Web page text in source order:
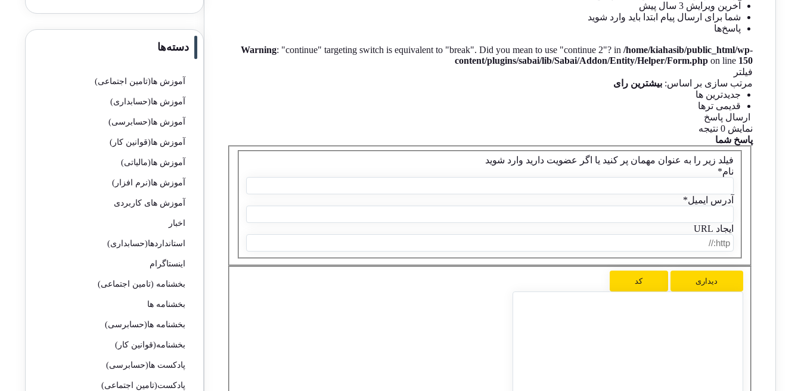
آخرین ویرایش 3 سال پیش
شما برای ارسال پیام ابتدا باید وارد شوید
پاسخ‌ها
Warning: "continue" targeting switch is equivalent to "break". Did you mean to use "continue 2"? in /home/kiahasib/public_html/wp-
content/plugins/sabai/lib/Sabai/Addon/Entity/Helper/Form.phpon line 150
فیلتر
مرتب سازی بر اساس:بیشترین رای
جدیدترین ها
قدیمی ترها
ارسال پاسخ
نمایش 0 نتیجه
پاسخ شما
فیلد زیر را به عنوان مهمان پر کنید یا اگر عضویت دارید وارد شوید
نام*
آدرس ایمیل*
ایجاد URL
دیداری کد
دسته‌ها
آموزش ها(تامین اجتماعی)
آموزش ها(حسابداری)
آموزش ها(حسابرسی)
آموزش ها(قوانین کار)
آموزش ها(مالیاتی)
آموزش ها(نرم افزار)
آموزش های کاربردی
اخبار
استانداردها(حسابداری)
اینستاگرام
بخشنامه (تامین اجتماعی)
بخشنامه ها
بخشنامه ها(حسابرسی)
بخشنامه(قوانین کار)
پادکست ها(حسابرسی)
پادکست(تامین اجتماعی)